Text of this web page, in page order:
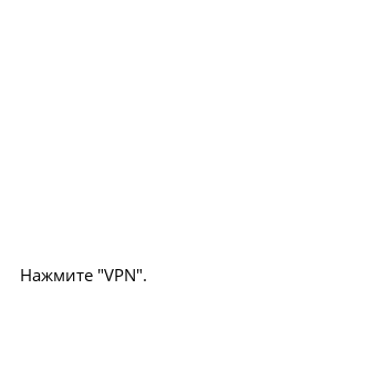
Нажмите "VPN".